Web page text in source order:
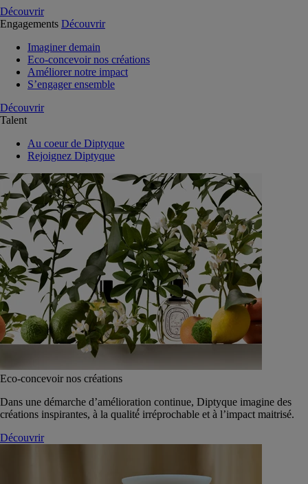
Découvrir
Engagements Découvrir
Imaginer demain
Eco-concevoir nos créations
Améliorer notre impact
S’engager ensemble
Découvrir
Talent
Au coeur de Diptyque
Rejoignez Diptyque
Eco-concevoir nos créations
Dans une démarche d’amélioration continue, Diptyque imagine des
créations inspirantes, à la qualité́ irréprochable et à l’impact maitrisé.
Découvrir